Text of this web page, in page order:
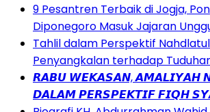
9 Pesantren Terbaik di Jogja,
Diponegoro Masuk Jajaran
Tahlil dalam Perspektif
Penyangkalan terhadap
𝙍𝘼𝘽𝙐 𝙒𝙀𝙆𝘼𝙎𝘼𝙉, 𝘼𝙈𝘼𝙇𝙄𝙔𝘼𝙃
𝘿𝘼𝙇𝘼𝙈 𝙋𝙀𝙍𝙎𝙋𝙀𝙆𝙏𝙄𝙁 𝙁𝙄𝙌𝙃